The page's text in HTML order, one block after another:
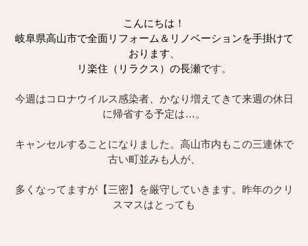
こんにちは！
岐阜県高山市で全面リフォーム＆リノベーションを手掛けて
おります、
リ楽住（リラクス）の長瀬です。
今週はコロナウイルス感染者、かなり増えてきて来週の休日
に帰省する予定は…。
キャンセルすることになりました。高山市内もこの三連休で
古い町並みも人が、
多くなってますが【三密】を厳守していきます。昨年のクリ
スマスはとっても